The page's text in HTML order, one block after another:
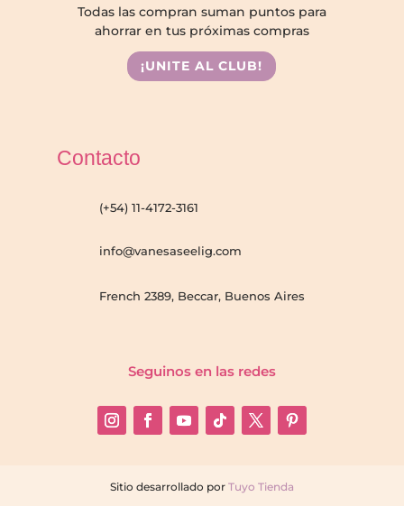
Todas las compran suman puntos para
ahorrar en tus próximas compras
¡UNITE AL CLUB!
Contacto
(+54) 11-4172-3161
info@vanesaseelig.com
French 2389, Beccar, Buenos Aires
Seguinos en las redes
Sitio desarrollado porTuyo Tienda